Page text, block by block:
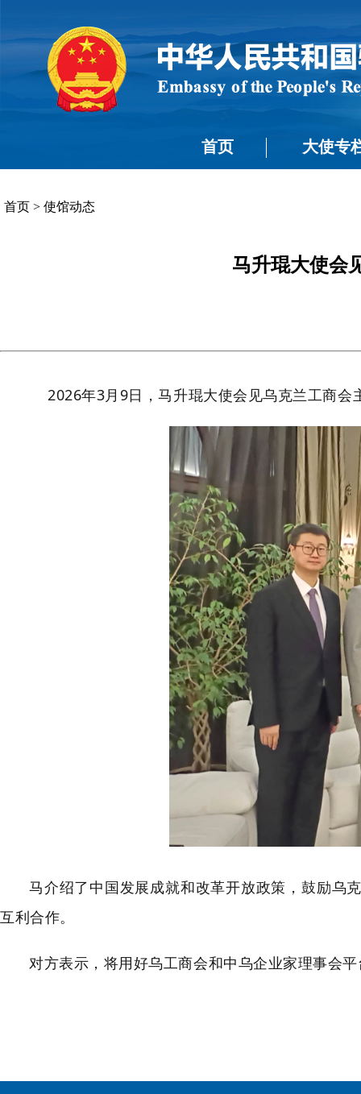
首页 大使专
首页 > 使馆动态
马升琨大使会
2026年3月9日，马升琨大使会见乌克兰工商
马介绍了中国发展成就和改革开放政策，鼓励乌
互利合作。
对方表示，将用好乌工商会和中乌企业家理事会